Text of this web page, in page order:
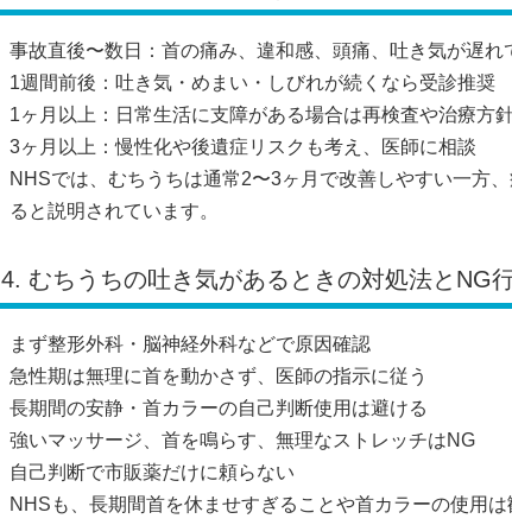
事故直後〜数日：首の痛み、違和感、頭痛、吐き気が遅れ
1週間前後：吐き気・めまい・しびれが続くなら受診推奨
1ヶ月以上：日常生活に支障がある場合は再検査や治療方
3ヶ月以上：慢性化や後遺症リスクも考え、医師に相談
NHSでは、むちうちは通常2〜3ヶ月で改善しやすい一方
ると説明されています。
4. むちうちの吐き気があるときの対処法とNG
まず整形外科・脳神経外科などで原因確認
急性期は無理に首を動かさず、医師の指示に従う
長期間の安静・首カラーの自己判断使用は避ける
強いマッサージ、首を鳴らす、無理なストレッチはNG
自己判断で市販薬だけに頼らない
NHSも、長期間首を休ませすぎることや首カラーの使用は